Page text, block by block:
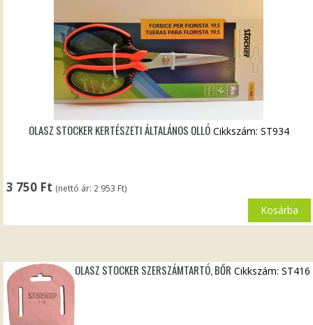
OLASZ STOCKER KERTÉSZETI ÁLTALÁNOS OLLÓ
3 750 Ft (nettó ár: 2 953 Ft)
Cikkszám: ST934
Kosárba
OLASZ STOCKER SZERSZÁMTARTÓ, BŐR Cikkszám: ST416